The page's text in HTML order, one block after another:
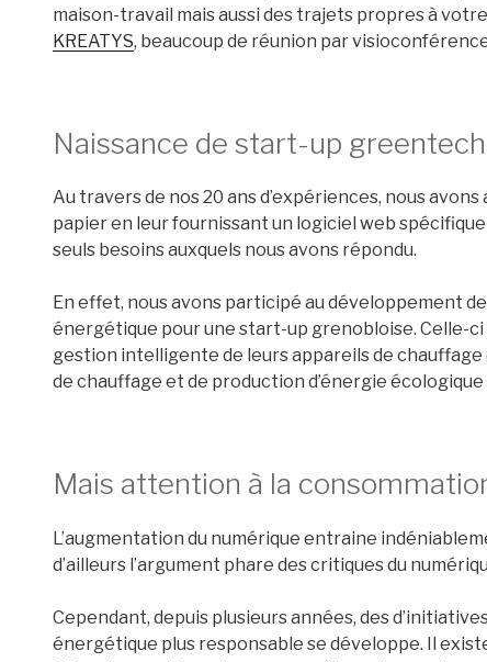
maison-travail mais aussi des trajets propres à
KREATYS, beaucoup de réunion par
Naissance de start-up greentech
Au travers de nos 20 ans d’expériences, nous
papier en leur fournissant un logiciel web
seuls besoins auxquels nous avons répondu.
En effet, nous avons participé au développement
énergétique pour une start-up grenobloise. Celle-
gestion intelligente de leurs appareils de
de chauffage et de production d’énergie
Mais attention à la
L’augmentation du numérique entraine
d’ailleurs l’argument phare des critiques du
Cependant, depuis plusieurs années, des
énergétique plus responsable se développe. Il